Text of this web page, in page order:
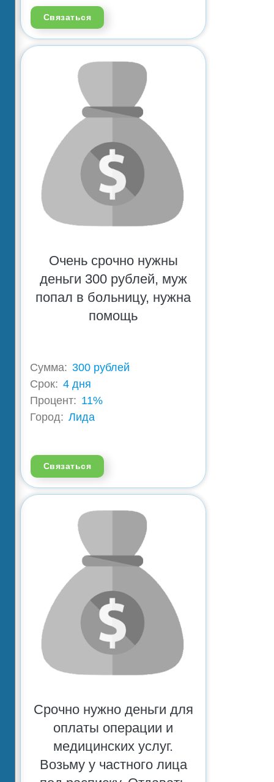
Связаться
Очень срочно нужны
деньги 300 рублей, муж
попал в больницу, нужна
помощь
Сумма: 300 рублей
Срок: 4 дня
Процент: 11%
Город: Лида
Связаться
Срочно нужно деньги для
оплаты операции и
медицинских услуг.
Возьму у частного лица